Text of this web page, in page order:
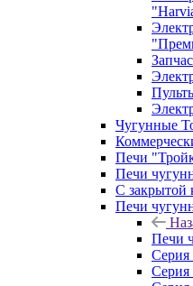
Чугунные
Печи
Печи
С закрытой
Печи
Печи
Серия
Серия